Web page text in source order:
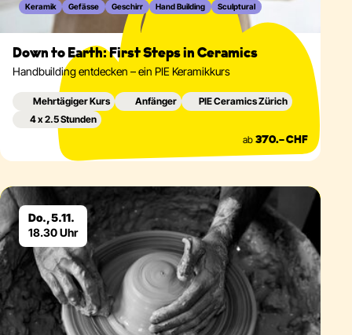
Keramik Gefässe Geschirr Hand Building Sculptural
Down to Earth: First Steps in Ceramics
Handbuilding entdecken – ein PIE Keramikkurs
Mehrtägiger Kurs Anfänger
PIE Ceramics Zürich
4 x 2.5 Stunden
ab 370.– CHF
Do., 5.11.
18.30 Uhr
Eventdetails